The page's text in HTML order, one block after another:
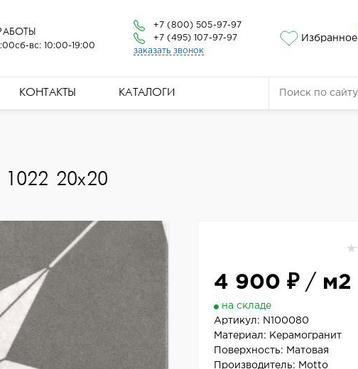
сб-вс: 10:00-19:00
+7 (800) 505-97-97
+7 (495) 107-97-97
заказать звонок
Избранное
КОНТАКТЫ КАТАЛОГИ
1022 20x20
4 900 ₽/ м2
на складе
Артикул: N100080
Материал: Керамогранит
Поверхность: Матовая
Производитель: Motto